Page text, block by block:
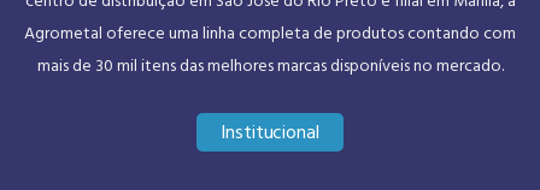
Agrometal oferece uma linha completa de produtos contando com
mais de 30 mil itens das melhores marcas disponíveis no mercado.
Institucional